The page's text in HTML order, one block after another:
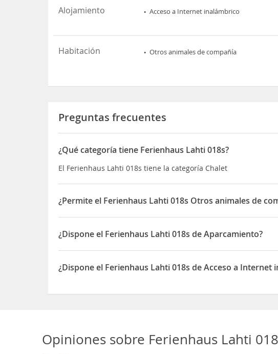
Alojamiento Acceso a Internet inalámbrico
Habitación Otros animales de compañía
Preguntas frecuentes
¿Qué categoría tiene Ferienhaus Lahti 018s?
El Ferienhaus Lahti 018s tiene la categoría Chalet
¿Permite el Ferienhaus Lahti 018s Otros animales de
Sí, el Ferienhaus Lahti 018s permite Otros animales de
¿Dispone el Ferienhaus Lahti 018s de Aparcamiento?
Sí, el Ferienhaus Lahti 018s dispone de Aparcamiento
¿Dispone el Ferienhaus Lahti 018s de Acceso a Internet
Opiniones sobre Ferienhaus Lahti